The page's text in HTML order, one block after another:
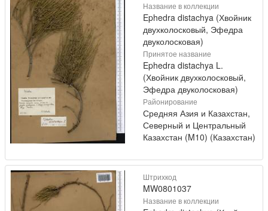
Название в коллекции
Ephedra distachya (Хвойник
двухколосковый, Эфедра
двуколосковая)
Принятое название
Ephedra distachya L.
(Хвойник двухколосковый,
Эфедра двуколосковая)
Районирование
Средняя Азия и Казахстан,
Северный и Центральный
Казахстан (M10) (Казахстан)
Штрихкод
MW0801037
Название в коллекции